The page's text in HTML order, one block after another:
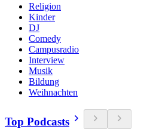
Religion
Kinder
DJ
Comedy
Campusradio
Interview
Musik
Bildung
Weihnachten
Top Podcasts